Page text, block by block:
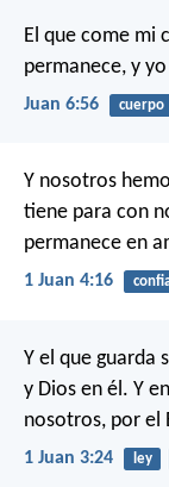
El que come mi
permanece, y
Juan 6:56 cuerpo
Y nosotros
tiene para con
permanece en
1 Juan 4:16
Y el que guarda
y Dios en él. Y
nosotros, por el
1 Juan 3:24 ley